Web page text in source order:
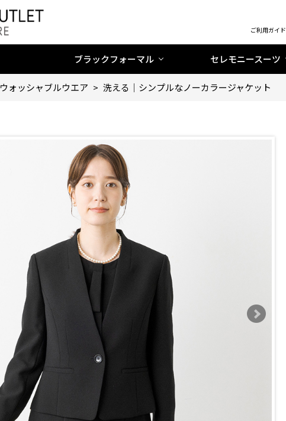
ご利用ガイド
ブラックフォーマル セレモニースーツ
ウォッシャブルウエア > 洗える｜シンプルなノーカラージャケット